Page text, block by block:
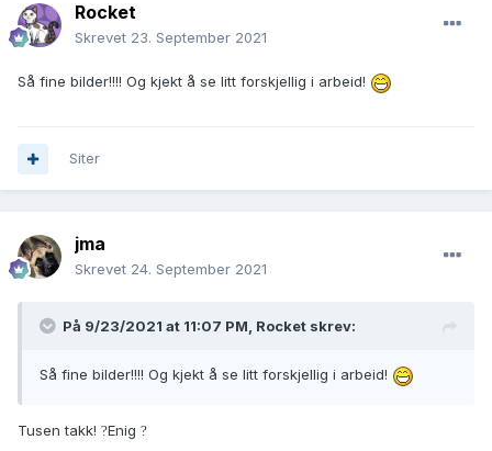
Rocket
Skrevet 23. September 2021
Så fine bilder!!!! Og kjekt å se litt forskjellig i arbeid!
Siter
jma
Skrevet 24. September 2021
På 9/23/2021 at 11:07 PM, Rocket skrev:
Så fine bilder!!!! Og kjekt å se litt forskjellig i arbeid!
Tusen takk! ?Enig ?